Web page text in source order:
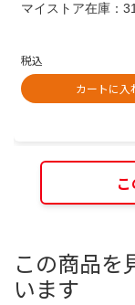
マイストア在庫：
税込
カートに入
この商品を
います